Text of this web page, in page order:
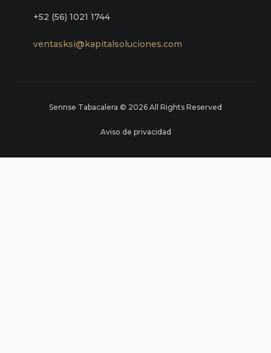
+52 (56) 1021 1744
ventasksi@kapitalsoluciones.com
Sennse Tabacalera © 2026 All Rights Reserved
Aviso de privacidad